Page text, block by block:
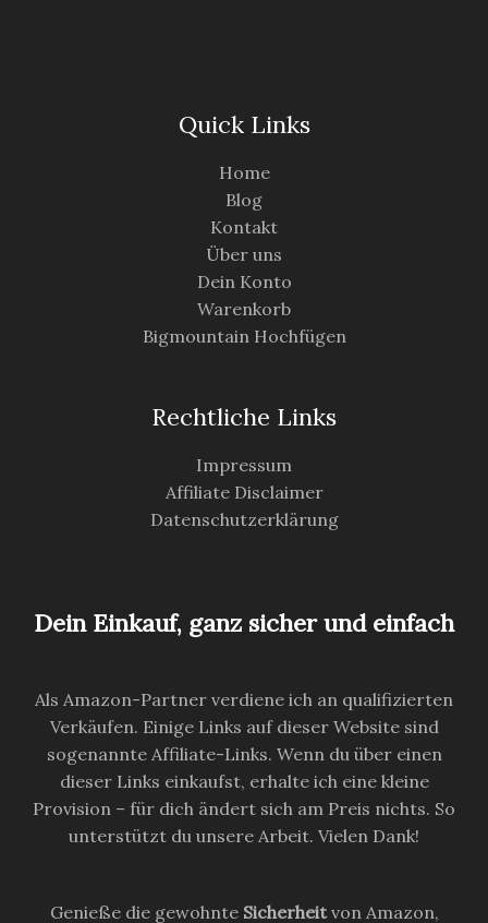
Quick Links
Home
Blog
Kontakt
Über uns
Dein Konto
Warenkorb
Bigmountain Hochfügen
Rechtliche Links
Impressum
Affiliate Disclaimer
Datenschutzerklärung
Dein Einkauf, ganz sicher und einfach
Als Amazon-Partner verdiene ich an qualifizierten
Verkäufen. Einige Links auf dieser Website sind
sogenannte Affiliate-Links. Wenn du über einen
dieser Links einkaufst, erhalte ich eine kleine
Provision – für dich ändert sich am Preis nichts. So
unterstützt du unsere Arbeit. Vielen Dank!
Genieße die gewohnte Sicherheitvon Amazon,